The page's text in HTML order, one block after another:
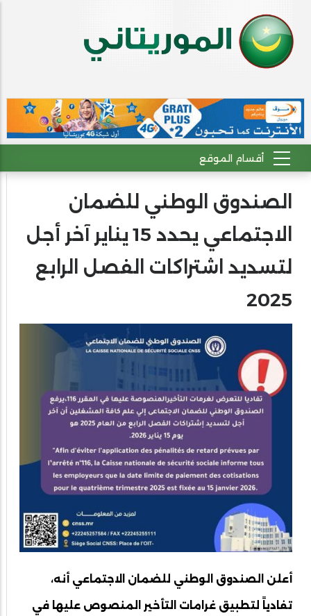
الصندوق الوطني للضمان
الاجتماعي يحدد 15 يناير آخر أجل
لتسديد اشتراكات الفصل الرابع
2025
أعلن الصندوق الوطني للضمان الاجتماعي أنه،
تفادياً لتطبيق غرامات التأخير المنصوص عليها في